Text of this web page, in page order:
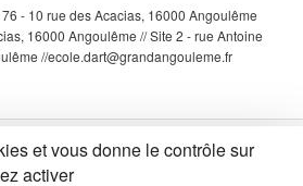
- 10 rue des Acacias, 16000 Angoulême
16000 Angoulême // Site 2 - rue Antoine
//ecole.dart@grandangouleme.fr
propulsé par WordPress
et vous donne le contrôle sur
activer